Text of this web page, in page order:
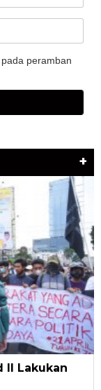
peramban
+
II Lakukan